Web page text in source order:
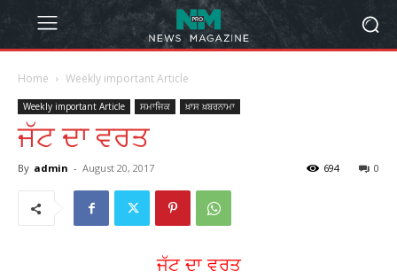
Home Weekly important Article
Weekly important Article ਸਮਾਜਿਕ ਖ਼ਾਸ ਖ਼ਬਰਨਾਮਾ
ਜੱਟ ਦਾ ਵਰਤ
By admin - August 20, 2017 0
694
ਜੱਟ ਦਾ ਵਰਤ